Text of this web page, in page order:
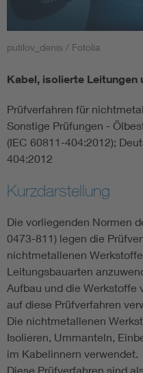
Smart Cities
Circular Economy für
DIN VDE 0100 für
Elektrofachkraft (EFK)
putilov_denis / Fotolia
Kabel, isolierte Leitungen
Prüfverfahren für
Sonstige Prüfungen -
(IEC 60811-404:2012);
404:2012
Kurzdarstellung
Die vorliegenden Normen
0473-811) legen die
nichtmetallenen
Leitungsbauarten
Aufbau und die Werkstoffe
auf diese Prüfverfahren
Die nichtmetallenen
Isolieren, Ummanteln,
im Kabelinnern verwendet.
Diese Prüfverfahren sind